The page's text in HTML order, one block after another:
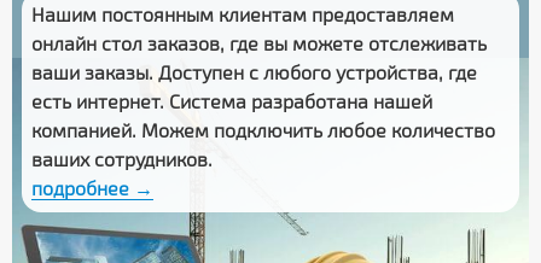
Нашим постоянным клиентам предоставляем
онлайн стол заказов, где вы можете отслеживать
ваши заказы. Доступен с любого устройства, где
есть интернет. Система разработана нашей
компанией. Можем подключить любое количество
ваших сотрудников.
подробнее →